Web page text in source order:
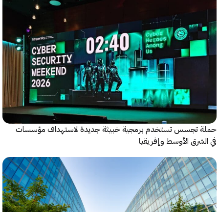
تجسس تستخدم برمجية خبيثة جديدة لاستهداف مؤسسات
الأوسط وإفريقيا